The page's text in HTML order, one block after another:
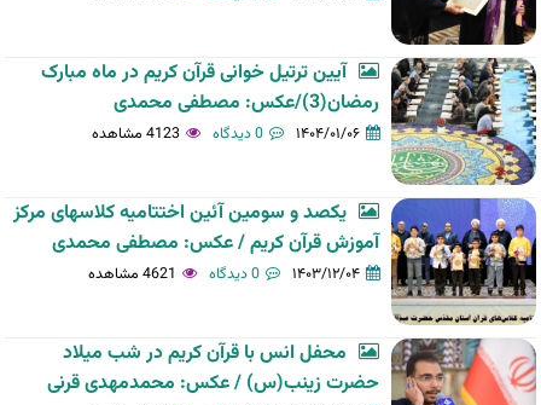
آیین ترتیل خوانی قرآن کریم در ماه مبارک
رمضان(3)/عکس: مصطفی محمدی
۱۴۰۴/۰۱/۰۶ 0 دیدگاه 4123 مشاهده
یکصد و سومین آئین اختتامیه کلاسهای مرکز
آموزش قرآن کریم / عکس: مصطفی محمدی
۱۴۰۳/۱۲/۰۴ 0 دیدگاه 4621 مشاهده
محفل انس با قرآن کریم در شب میلاد
حضرت زینب(س) / عکس: محمدمهدی قرنی